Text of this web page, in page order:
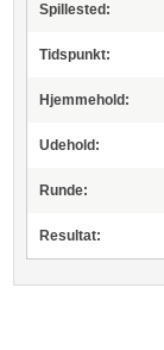
Spillested:
Tidspunkt:
Hjemmehold:
Udehold:
Runde:
Resultat: